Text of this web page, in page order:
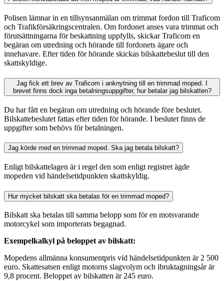
Polisen lämnar in en tillsynsanmälan om trimmat fordon till Traficom
och Trafikförsäkringscentralen. Om fordonet anses vara trimmat och
förutsättningarna för beskattning uppfylls, skickar Traficom en
begäran om utredning och hörande till fordonets ägare och
innehavare. Efter tiden för hörande skickas bilskattebeslut till den
skattskyldige.
Jag fick ett brev av Traficom i anknytning till en trimmad moped. I
brevet finns dock inga betalningsuppgifter, hur betalar jag bilskatten?
Du har fått en begäran om utredning och hörande före beslutet.
Bilskattebeslutet fattas efter tiden för hörande. I beslutet finns de
uppgifter som behövs för betalningen.
Jag körde med en trimmad moped. Ska jag betala bilskatt?
Enligt bilskattelagen är i regel den som enligt registret ägde
mopeden vid händelsetidpunkten skattskyldig.
Hur mycket bilskatt ska betalas för en trimmad moped?
Bilskatt ska betalas till samma belopp som för en motsvarande
motorcykel som importerats begagnad.
Exempelkalkyl på beloppet av bilskatt:
Mopedens allmänna konsumentpris vid händelsetidpunkten är 2 500
euro. Skattesatsen enligt motorns slagvolym och ibruktagningsår är
9,8 procent. Beloppet av bilskatten är 245 euro.